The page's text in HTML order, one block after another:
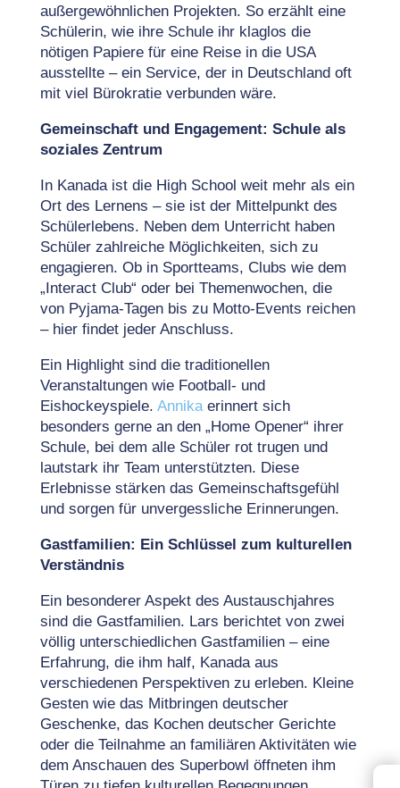
außergewöhnlichen Projekten. So erzählt eine
Schülerin, wie ihre Schule ihr klaglos die
nötigen Papiere für eine Reise in die USA
ausstellte – ein Service, der in Deutschland oft
mit viel Bürokratie verbunden wäre.
Gemeinschaft und Engagement: Schule als
soziales Zentrum
In Kanada ist die High School weit mehr als ein
Ort des Lernens – sie ist der Mittelpunkt des
Schülerlebens. Neben dem Unterricht haben
Schüler zahlreiche Möglichkeiten, sich zu
engagieren. Ob in Sportteams, Clubs wie dem
„Interact Club“ oder bei Themenwochen, die
von Pyjama-Tagen bis zu Motto-Events reichen
– hier findet jeder Anschluss.
Ein Highlight sind die traditionellen
Veranstaltungen wie Football- und
Eishockeyspiele. Annikaerinnert sich
besonders gerne an den „Home Opener“ ihrer
Schule, bei dem alle Schüler rot trugen und
lautstark ihr Team unterstützten. Diese
Erlebnisse stärken das Gemeinschaftsgefühl
und sorgen für unvergessliche Erinnerungen.
Gastfamilien: Ein Schlüssel zum kulturellen
Verständnis
Ein besonderer Aspekt des Austauschjahres
sind die Gastfamilien. Lars berichtet von zwei
völlig unterschiedlichen Gastfamilien – eine
Erfahrung, die ihm half, Kanada aus
verschiedenen Perspektiven zu erleben. Kleine
Gesten wie das Mitbringen deutscher
Geschenke, das Kochen deutscher Gerichte
oder die Teilnahme an familiären Aktivitäten wie
dem Anschauen des Superbowl öffneten ihm